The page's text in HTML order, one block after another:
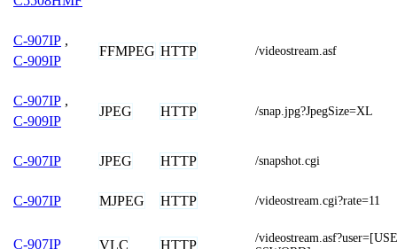
C-907IP ,
C-909IP
FFMPEG HTTP /videostream.asf
C-907IP ,
C-909IP
JPEG HTTP /snap.jpg?JpegSize=XL
C-907IP JPEG HTTP /snapshot.cgi
C-907IP MJPEG HTTP /videostream.cgi?rate=11
C-907IP VLC HTTP
/